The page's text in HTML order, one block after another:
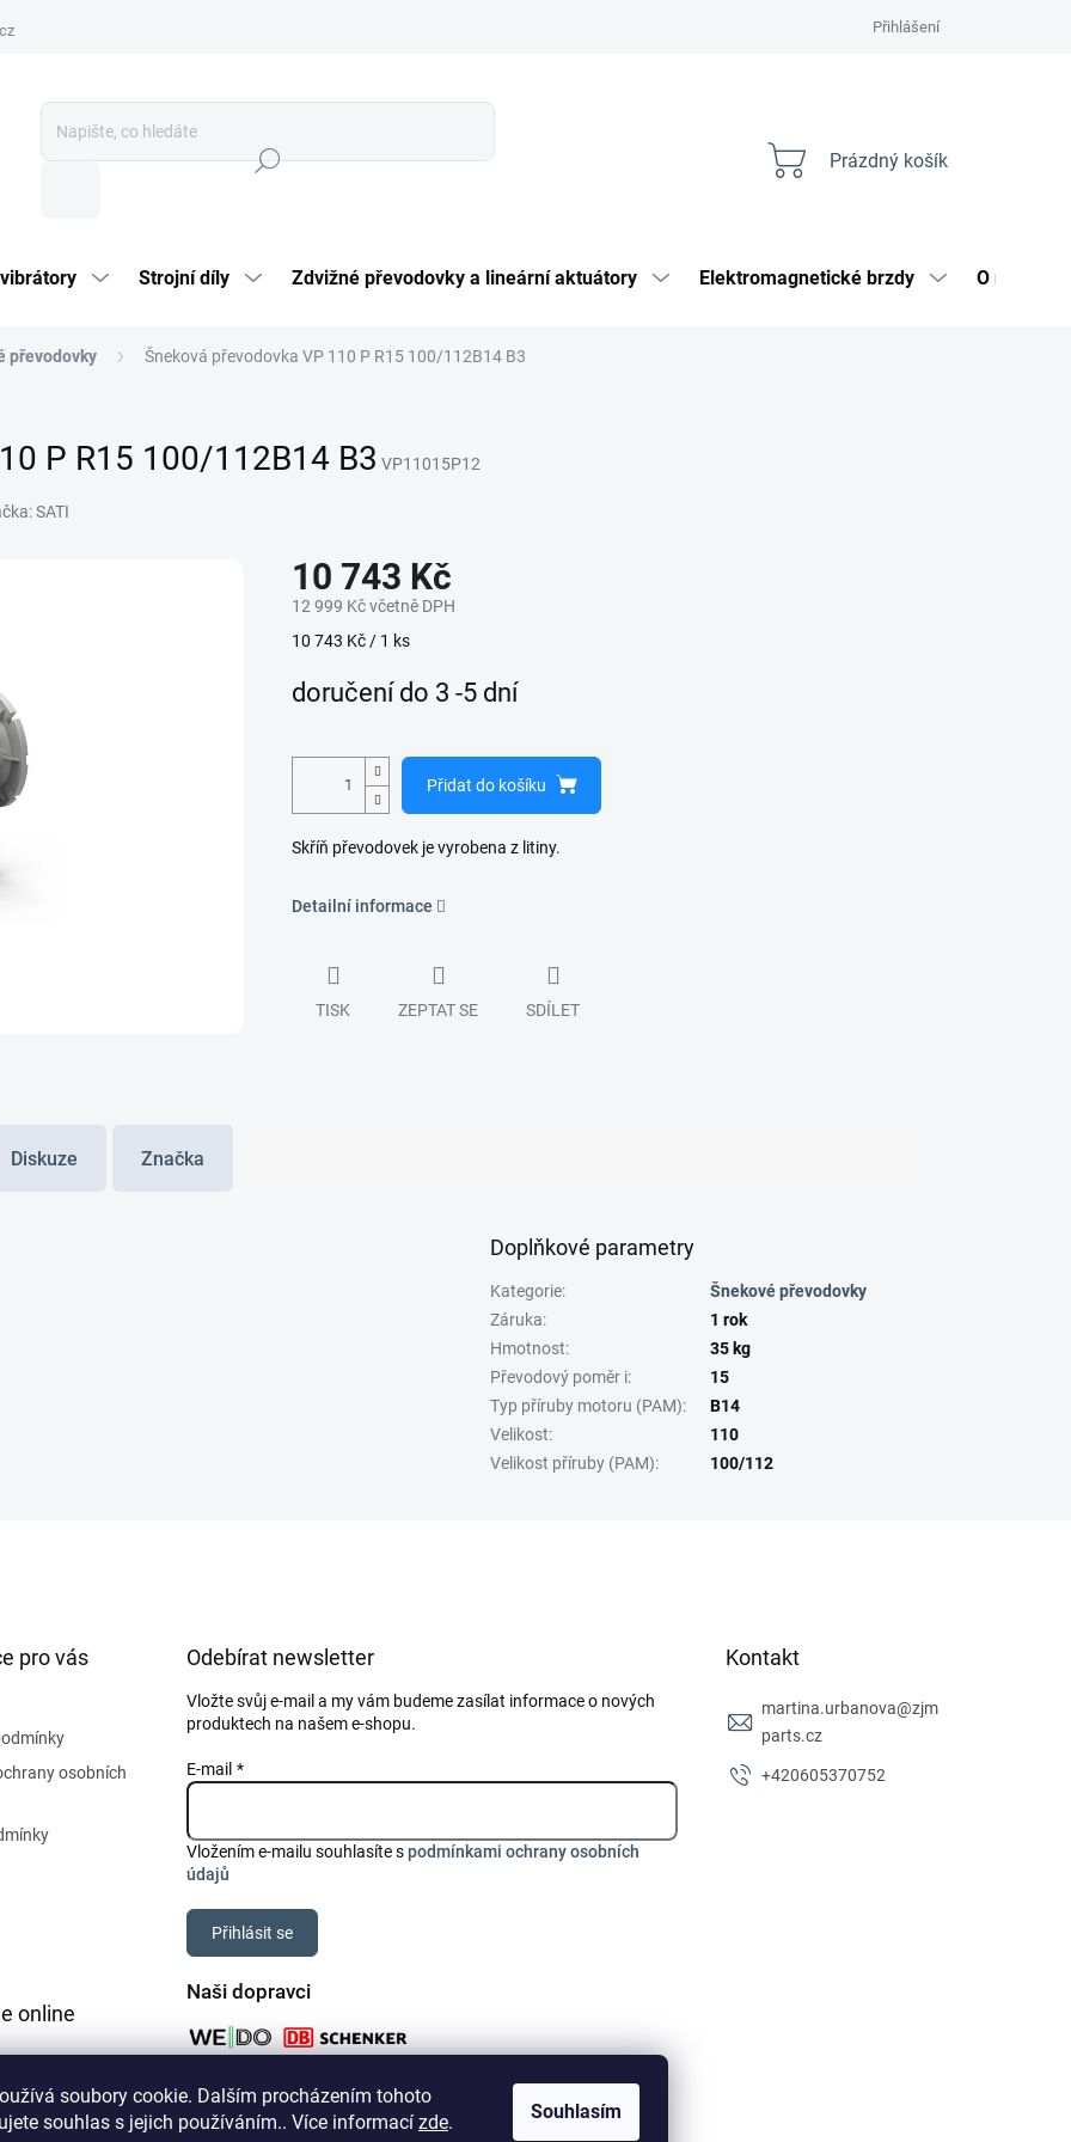
soubory cookie. Dalším procházením tohoto
souhlas s jejich používáním.. Více informací zde. Souhlasím
Přihlášení
Nákupní
Prázdný košík
Strojní díly Zdvižné převodovky a lineární aktuátory Elektromagnetické brzdy O nás
převodovky Šneková převodovka VP 110 P R15 100/112B14 B3
P R15 100/112B14 B3 VP11015P12
SATI
10 743 Kč
12 999 Kč včetně DPH
Měrná
10 743 Kč / 1 ks
doručení do 3 -5 dní
Přidat do košíku
Skříň převodovek je vyrobena z litiny.
Detailní informace
TISK ZEPTAT SE SDÍLET
Diskuze Značka
Doplňkové parametry
Kategorie:
Šnekové převodovky
Záruka:
1 rok
Hmotnost:
35 kg
Převodový poměr i:
15
Typ příruby motoru (PAM):
B14
Velikost:
110
Velikost příruby (PAM): 100/112
pro vás
osobních
Odebírat newsletter
Vložte svůj e-mail a my vám budeme zasílat informace o nových
produktech na našem e-shopu.
E-mail
Vložením e-mailu souhlasíte spodmínkami ochrany osobních
údajů
Přihlásit se
Kontakt
martina.urbanova@zjm
parts.cz
+420605370752
online
Naši dopravci